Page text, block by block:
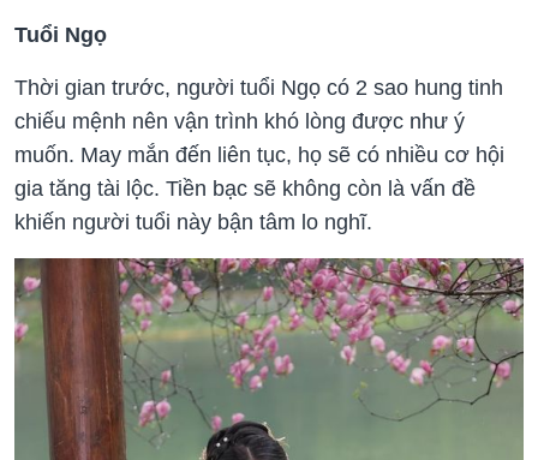
Tuổi Ngọ
Thời gian trước, người tuổi Ngọ có 2 sao hung tinh
chiếu mệnh nên vận trình khó lòng được như ý
muốn. May mắn đến liên tục, họ sẽ có nhiều cơ hội
gia tăng tài lộc. Tiền bạc sẽ không còn là vấn đề
khiến người tuổi này bận tâm lo nghĩ.